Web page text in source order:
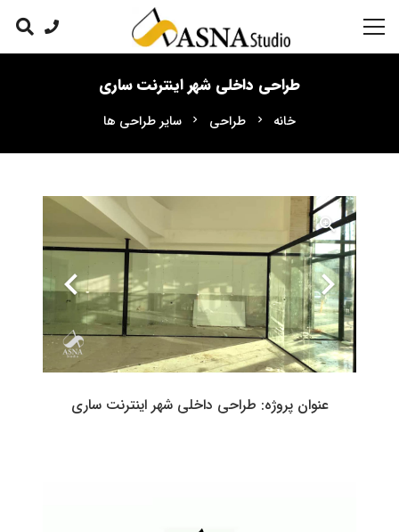
طراحی داخلی شهر اینترنت ساری
خانه chevron_right طراحی chevron_right سایر طراحی ها
عنوان پروژه: طراحی داخلی شهر اینترنت ساری